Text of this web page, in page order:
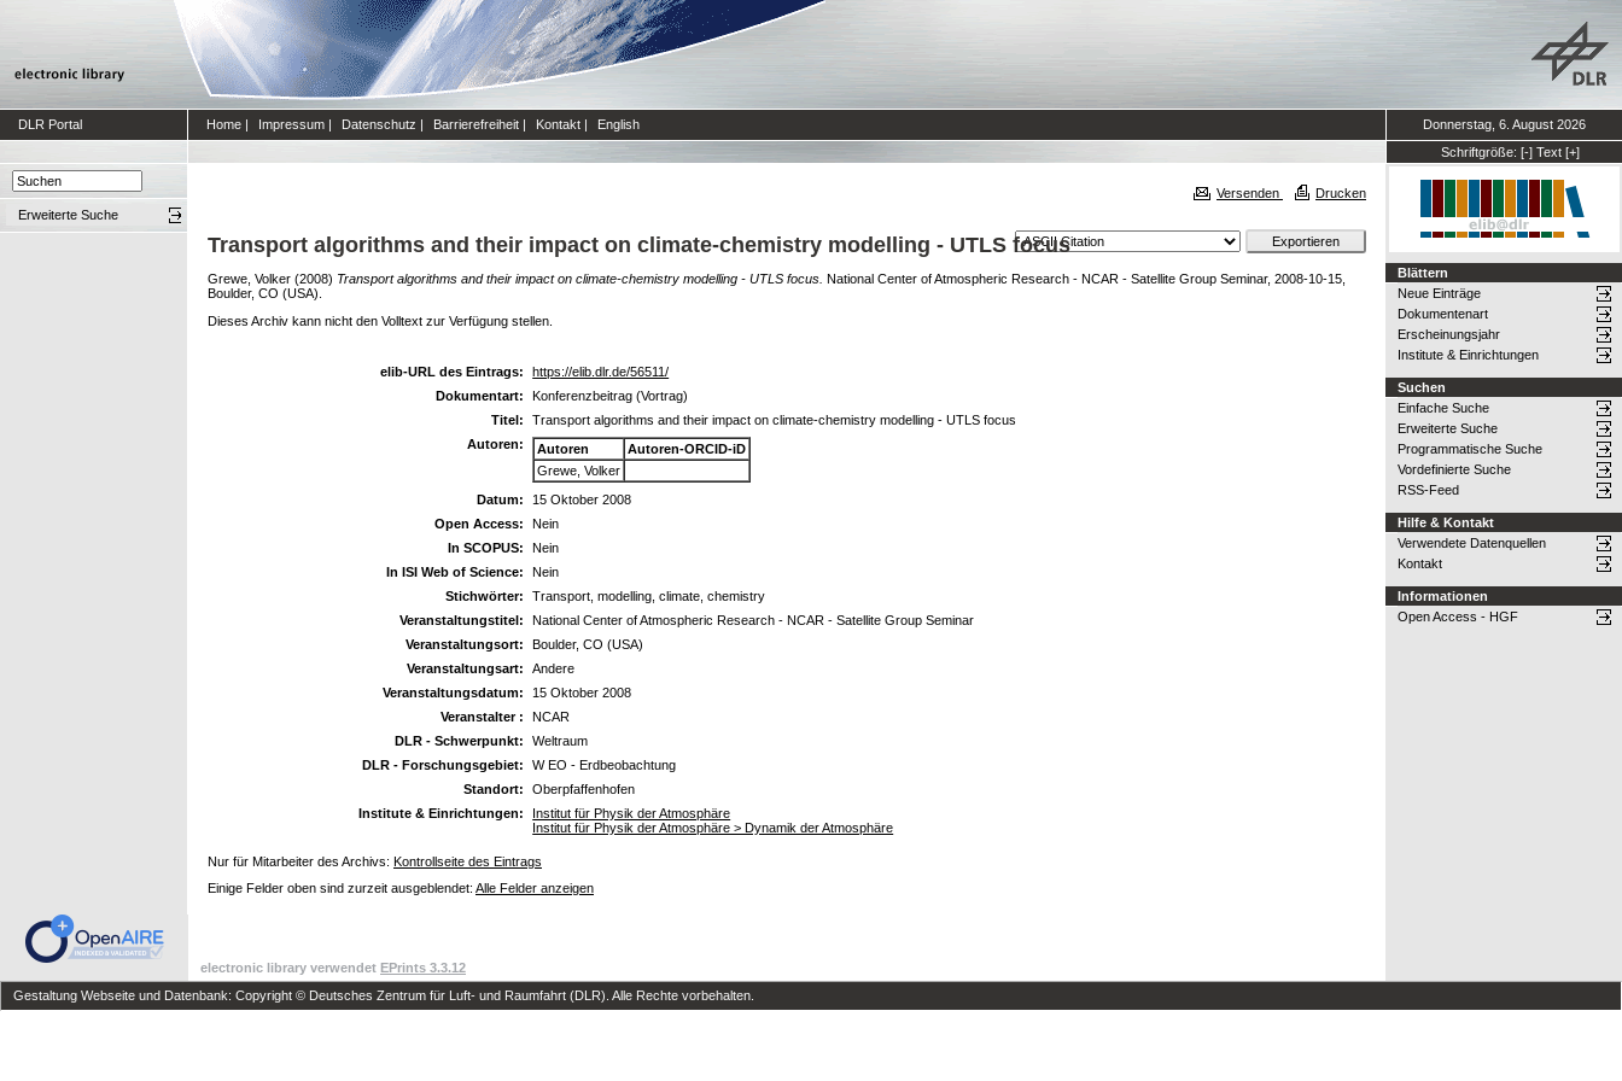
DLR Portal Home | Impressum | Datenschutz | Barrierefreiheit | Kontakt | English
Donnerstag, 6. August 2026
Schriftgröße: [-] Text [+]
Erweiterte Suche
Versenden Drucken
Transport algorithms and their impact on climate-chemistry modelling - UTLS focus
Grewe, Volker (2008) Transport algorithms and their impact on climate-chemistry modelling - UTLS focus. National Center of Atmospheric Research - NCAR - Satellite Group Seminar, 2008-10-15,
Boulder, CO (USA).
Dieses Archiv kann nicht den Volltext zur Verfügung stellen.
elib-URL des Eintrags:
https://elib.dlr.de/56511/
Dokumentart:
Konferenzbeitrag (Vortrag)
Titel:
Transport algorithms and their impact on climate-chemistry modelling - UTLS focus
Autoren:
Autoren
Autoren-ORCID-iD
Grewe, Volker
Datum:
15 Oktober 2008
Open Access:
Nein
In SCOPUS:
Nein
In ISI Web of Science:
Nein
Stichwörter:
Transport, modelling, climate, chemistry
Veranstaltungstitel:
National Center of Atmospheric Research - NCAR - Satellite Group Seminar
Veranstaltungsort:
Boulder, CO (USA)
Veranstaltungsart:
Andere
Veranstaltungsdatum:
15 Oktober 2008
Veranstalter :
NCAR
DLR - Schwerpunkt:
Weltraum
DLR - Forschungsgebiet:
W EO - Erdbeobachtung
Standort:
Oberpfaffenhofen
Institute & Einrichtungen:
Institut für Physik der Atmosphäre
Institut für Physik der Atmosphäre > Dynamik der Atmosphäre
Nur für Mitarbeiter des Archivs: Kontrollseite des Eintrags
Einige Felder oben sind zurzeit ausgeblendet: Alle Felder anzeigen
Blättern
Neue Einträge
Dokumentenart
Erscheinungsjahr
Institute & Einrichtungen
Suchen
Einfache Suche
Erweiterte Suche
Programmatische Suche
Vordefinierte Suche
RSS-Feed
Hilfe & Kontakt
Verwendete Datenquellen
Kontakt
Informationen
Open Access - HGF
electronic library verwendet EPrints 3.3.12
Gestaltung Webseite und Datenbank: Copyright © Deutsches Zentrum für Luft- und Raumfahrt (DLR). Alle Rechte vorbehalten.